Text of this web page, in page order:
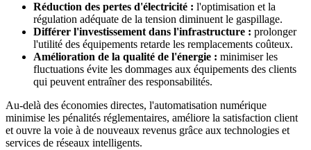
Réduction des pertes d'électricité : l'optimisation et la
régulation adéquate de la tension diminuent le gaspillage.
Différer l'investissement dans l'infrastructure : prolonger
l'utilité des équipements retarde les remplacements coûteux.
Amélioration de la qualité de l'énergie : minimiser les
fluctuations évite les dommages aux équipements des clients
qui peuvent entraîner des responsabilités.
Au-delà des économies directes, l'automatisation numérique
minimise les pénalités réglementaires, améliore la satisfaction client
et ouvre la voie à de nouveaux revenus grâce aux technologies et
services de réseaux intelligents.